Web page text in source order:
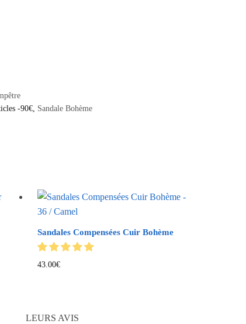
-90€, Sandale Bohème
Sandales Compensées Cuir Bohème
43.00€
LEURS AVIS